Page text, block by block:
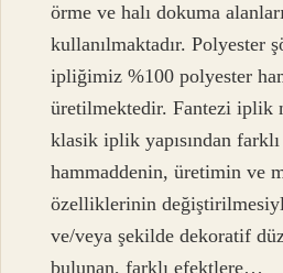
örme ve halı dokuma
kullanılmaktadır. Polyester
ipliğimiz %100 polyester
üretilmektedir. Fantezi iplik
klasik iplik yapısından
hammaddenin, üretimin ve
özelliklerinin
ve/veya şekilde dekoratif
bulunan, farklı efektlere…